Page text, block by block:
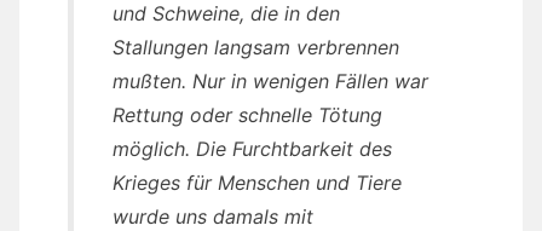
und Schweine, die in den
Stallungen langsam verbrennen
mußten. Nur in wenigen Fällen war
Rettung oder schnelle Tötung
möglich. Die Furchtbarkeit des
Krieges für Menschen und Tiere
wurde uns damals mit